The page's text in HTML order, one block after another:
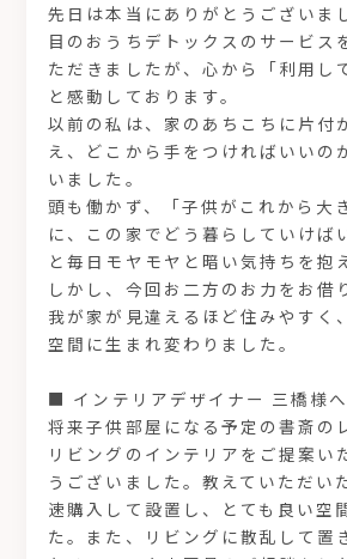
先日は本当にありがとうございま
目のおうちデトックスのサービス
ただきましたが、心から「利用し
と感動しております。
以前の私は、家のあちこちに片付
え、どこから手をつければいいの
いました。
頭も働かず、「子供がこれから大
に、この家でどう暮らしていけば
と毎日モヤモヤと暗い気持ちを抱
しかし、今回お二方のお力をお借
我が家が見違えるほど住みやすく
空間に生まれ変わりました。
■ インテリアデザイナー 三橋様へ
将来子供部屋になる予定の書斎の
リビングのインテリアをご提案い
うございました。教えていただい
速購入して設置し、とても良い空
た。また、リビングに散乱して置